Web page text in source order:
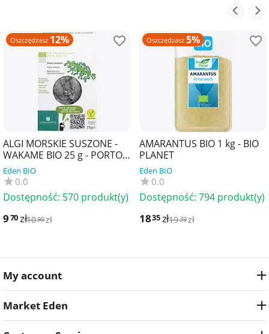
Oszczędzasz 12%
ALGI MORSKIE SUSZONE -
WAKAME BIO 25 g - PORTO
MUINOS
Eden BIO
0.0
Dostępność: 570 produkt(y)
970zł1099zł
Oszczędzasz 5%
AMARANTUS BIO 1 kg - BIO
PLANET
Eden BIO
0.0
Dostępność: 794 produkt(y)
1835zł1939zł
My account
Market Eden